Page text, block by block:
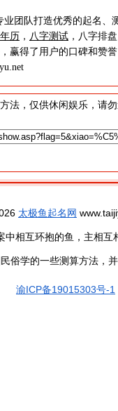
业团队打造优秀的起名、
历 ， 八字测试 ，八字排
赢得了用户的口碑和赞
法，仅供休闲娱乐，请
太极鱼起名网
中相互环抱的鱼，主相
俗学的一些测算方法，
渝ICP备19015303号-1